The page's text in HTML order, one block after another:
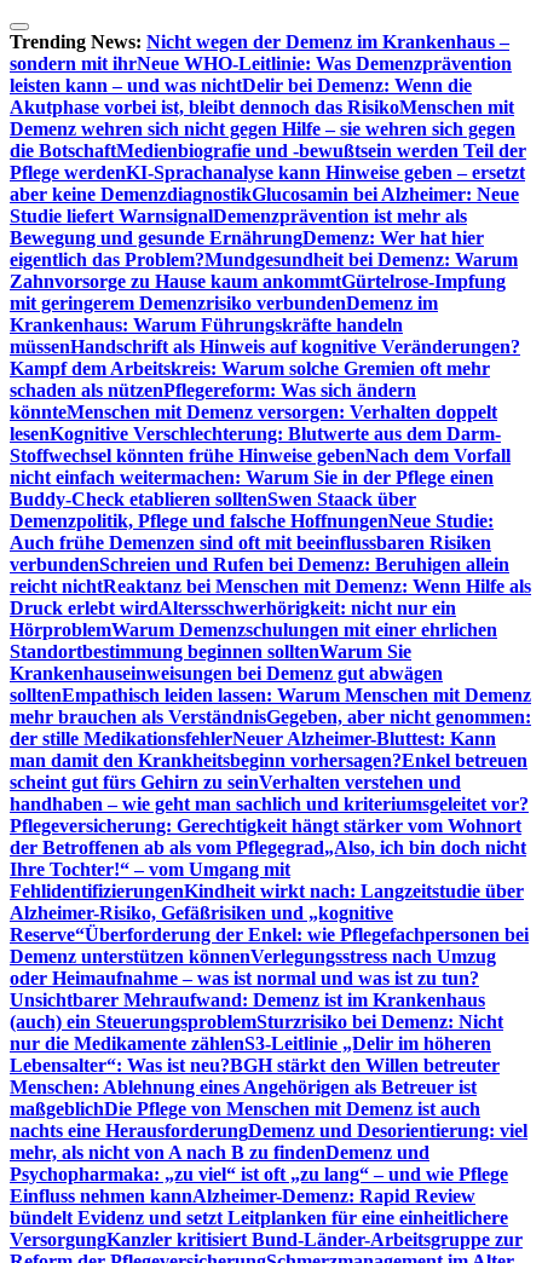
Zum
Inhalt
springen
Trending News: Nicht wegen der Demenz im Krankenhaus –
sondern mit ihrNeue WHO-Leitlinie: Was Demenzprävention
leisten kann – und was nichtDelir bei Demenz: Wenn die
Akutphase vorbei ist, bleibt dennoch das RisikoMenschen mit
Demenz wehren sich nicht gegen Hilfe – sie wehren sich gegen
die BotschaftMedienbiografie und -bewußtsein werden Teil der
Pflege werdenKI-Sprachanalyse kann Hinweise geben – ersetzt
aber keine DemenzdiagnostikGlucosamin bei Alzheimer: Neue
Studie liefert WarnsignalDemenzprävention ist mehr als
Bewegung und gesunde ErnährungDemenz: Wer hat hier
eigentlich das Problem?Mundgesundheit bei Demenz: Warum
Zahnvorsorge zu Hause kaum ankommtGürtelrose-Impfung
mit geringerem Demenzrisiko verbundenDemenz im
Krankenhaus: Warum Führungskräfte handeln
müssenHandschrift als Hinweis auf kognitive Veränderungen?
Kampf dem Arbeitskreis: Warum solche Gremien oft mehr
schaden als nützenPflegereform: Was sich ändern
könnteMenschen mit Demenz versorgen: Verhalten doppelt
lesenKognitive Verschlechterung: Blutwerte aus dem Darm-
Stoffwechsel könnten frühe Hinweise gebenNach dem Vorfall
nicht einfach weitermachen: Warum Sie in der Pflege einen
Buddy-Check etablieren solltenSwen Staack über
Demenzpolitik, Pflege und falsche HoffnungenNeue Studie:
Auch frühe Demenzen sind oft mit beeinflussbaren Risiken
verbundenSchreien und Rufen bei Demenz: Beruhigen allein
reicht nichtReaktanz bei Menschen mit Demenz: Wenn Hilfe als
Druck erlebt wirdAltersschwerhörigkeit: nicht nur ein
HörproblemWarum Demenzschulungen mit einer ehrlichen
Standortbestimmung beginnen solltenWarum Sie
Krankenhauseinweisungen bei Demenz gut abwägen
solltenEmpathisch leiden lassen: Warum Menschen mit Demenz
mehr brauchen als VerständnisGegeben, aber nicht genommen:
der stille MedikationsfehlerNeuer Alzheimer-Bluttest: Kann
man damit den Krankheitsbeginn vorhersagen?Enkel betreuen
scheint gut fürs Gehirn zu seinVerhalten verstehen und
handhaben – wie geht man sachlich und kriteriumsgeleitet vor?
Pflegeversicherung: Gerechtigkeit hängt stärker vom Wohnort
der Betroffenen ab als vom Pflegegrad„Also, ich bin doch nicht
Ihre Tochter!“ – vom Umgang mit
FehlidentifizierungenKindheit wirkt nach: Langzeitstudie über
Alzheimer-Risiko, Gefäßrisiken und „kognitive
Reserve“Überforderung der Enkel: wie Pflegefachpersonen bei
Demenz unterstützen könnenVerlegungsstress nach Umzug
oder Heimaufnahme – was ist normal und was ist zu tun?
Unsichtbarer Mehraufwand: Demenz ist im Krankenhaus
(auch) ein SteuerungsproblemSturzrisiko bei Demenz: Nicht
nur die Medikamente zählenS3-Leitlinie „Delir im höheren
Lebensalter“: Was ist neu?BGH stärkt den Willen betreuter
Menschen: Ablehnung eines Angehörigen als Betreuer ist
maßgeblichDie Pflege von Menschen mit Demenz ist auch
nachts eine HerausforderungDemenz und Desorientierung: viel
mehr, als nicht von A nach B zu findenDemenz und
Psychopharmaka: „zu viel“ ist oft „zu lang“ – und wie Pflege
Einfluss nehmen kannAlzheimer-Demenz: Rapid Review
bündelt Evidenz und setzt Leitplanken für eine einheitlichere
VersorgungKanzler kritisiert Bund-Länder-Arbeitsgruppe zur